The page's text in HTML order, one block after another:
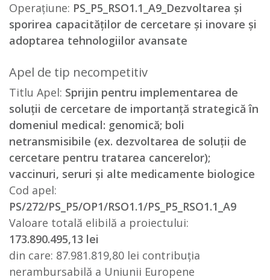
Operațiune: PS_P5_RSO1.1_A9_Dezvoltarea și
sporirea capacităților de cercetare și inovare și
adoptarea tehnologiilor avansate
Apel de tip necompetitiv
Titlu Apel: Sprijin pentru implementarea de
soluții de cercetare de importanță strategică în
domeniul medical: genomică; boli
netransmisibile (ex. dezvoltarea de soluții de
cercetare pentru tratarea cancerelor);
vaccinuri, seruri și alte medicamente biologice
Cod apel:
PS/272/PS_P5/OP1/RSO1.1/PS_P5_RSO1.1_A9
Valoare totală elibilă a proiectului:
173.890.495,13 lei
din care: 87.981.819,80 lei contribuția
nerambursabilă a Uniunii Europene